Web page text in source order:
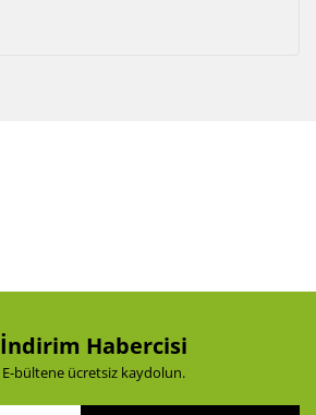
İndirim Habercisi
E-bültene ücretsiz kaydolun.